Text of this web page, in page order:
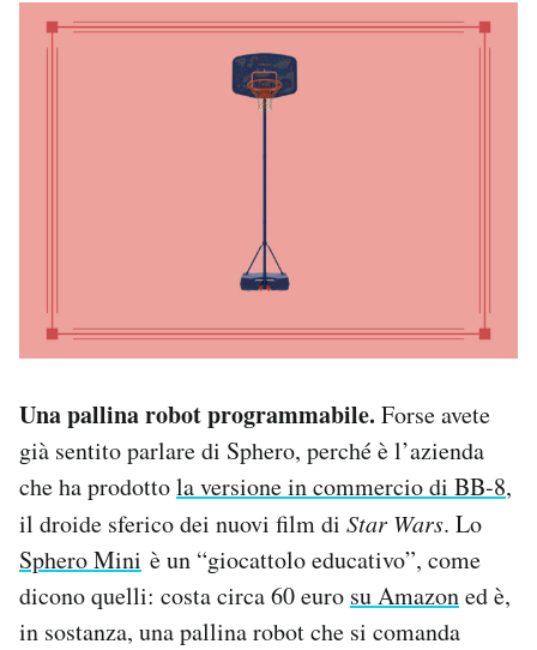
Una pallina robot programmabile. Forse avete
già sentito parlare di Sphero, perché è l’azienda
che ha prodottola versione in commercio di BB-8,
il droide sferico dei nuovi film di Star Wars. Lo
Sphero Mini è un “giocattolo educativo”, come
dicono quelli: costa circa 60 euro su Amazoned è,
in sostanza, una pallina robot che si comanda